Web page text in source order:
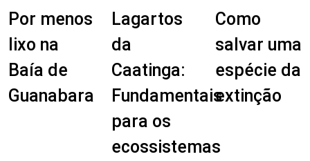
Por menos
lixo na
Baía de
Guanabara
Lagartos
da
Caatinga:
Fundamentais
para os
ecossistemas
Como
salvar uma
espécie da
extinção